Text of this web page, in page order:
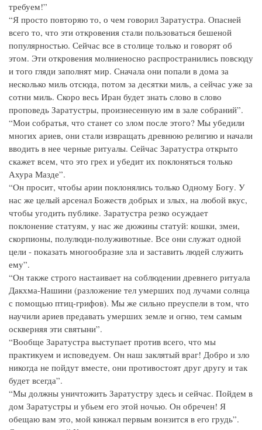
требуем!”
“Я просто повторяю то, о чем говорил Заратустра. Опасней
всего то, что эти откровения стали пользоваться бешеной
популярностью. Сейчас все в столице только и говорят об
этом. Эти откровения молниеносно распространились повсюду
и того гляди заполнят мир. Сначала они попали в дома за
несколько миль отсюда, потом за десятки миль, а сейчас уже за
сотни миль. Скоро весь Иран будет знать слово в слово
проповедь Заратустры, произнесенную им в зале собраний”.
“Мои собратья, что станет со злом после этого? Мы убедили
многих ариев, они стали извращать древнюю религию и начали
вводить в нее черные ритуалы. Сейчас Заратустра открыто
скажет всем, что это грех и убедит их поклоняться только
Ахура Мазде”.
“Он просит, чтобы арии поклонялись только Одному Богу. У
нас же целый арсенал Божеств добрых и злых, на любой вкус,
чтобы угодить публике. Заратустра резко осуждает
поклонение статуям, у нас же дюжины статуй: кошки, змеи,
скорпионы, полулюди-полуживотные. Все они служат одной
цели - показать многообразие зла и заставить людей служить
ему”.
“Он также строго настаивает на соблюдении древнего ритуала
Дакхма-Нашини (разложение тел умерших под лучами солнца
с помощью птиц-грифов). Мы же сильно преуспели в том, что
научили ариев предавать умерших земле и огню, тем самым
оскверняя эти святыни”.
“Вообще Заратустра выступает против всего, что мы
практикуем и исповедуем. Он наш заклятый враг! Добро и зло
никогда не пойдут вместе, они противостоят друг другу и так
будет всегда”.
“Мы должны уничтожить Заратустру здесь и сейчас. Пойдем в
дом Заратустры и убьем его этой ночью. Он обречен! Я
обещаю вам это, мой кинжал первым вонзится в его грудь”.